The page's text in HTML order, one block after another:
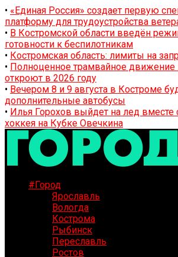
• «Единая Россия» создает первую
платформу для трудоустройства
• В Костромской области введён
готовности к беспилотникам
• Костромская область: лимиты на
• Полноценное трамвайное движение
откроют в 2026 году
• Вечером 8 и 9 августа в Костроме
дополнительные автобусы
• Илья Горохов выйдет на лед вместе
хоккея на Кубке Овечкина
#Город
Ярославль
Вологда
Кострома
Рыбинск
Переславль
Ростов